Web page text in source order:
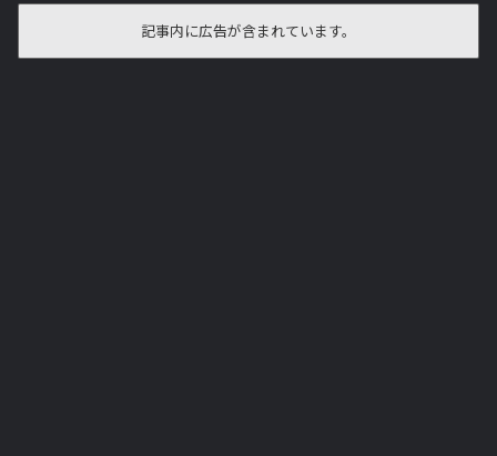
記事内に広告が含まれています。